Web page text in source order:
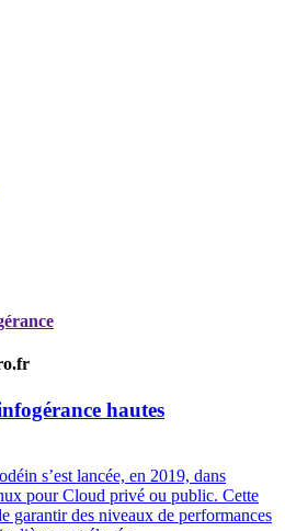
hautes
s’est lancée, en 2019, dans
pour Cloud privé ou public. Cette
garantir des niveaux de performances